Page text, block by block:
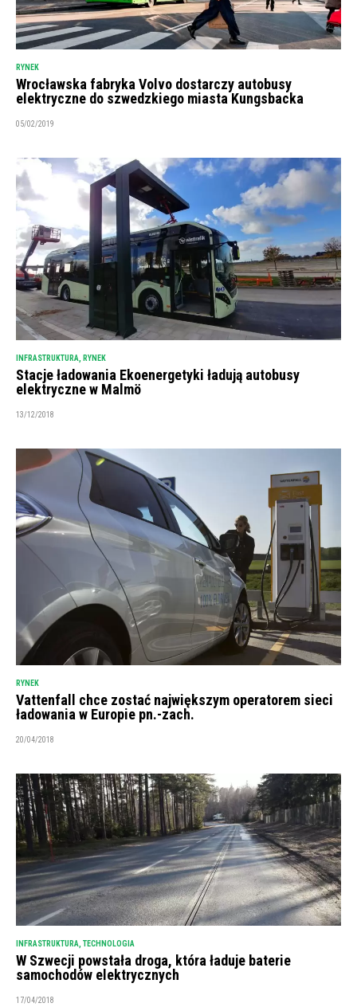
RYNEK
Wrocławska fabryka Volvo dostarczy autobusy
elektryczne do szwedzkiego miasta Kungsbacka
05/02/2019
INFRASTRUKTURA RYNEK
Stacje ładowania Ekoenergetyki ładują autobusy
elektryczne w Malmö
13/12/2018
RYNEK
Vattenfall chce zostać największym operatorem sieci
ładowania w Europie pn.-zach.
20/04/2018
INFRASTRUKTURA, TECHNOLOGIA
W Szwecji powstała droga, która ładuje baterie
samochodów elektrycznych
17/04/2018